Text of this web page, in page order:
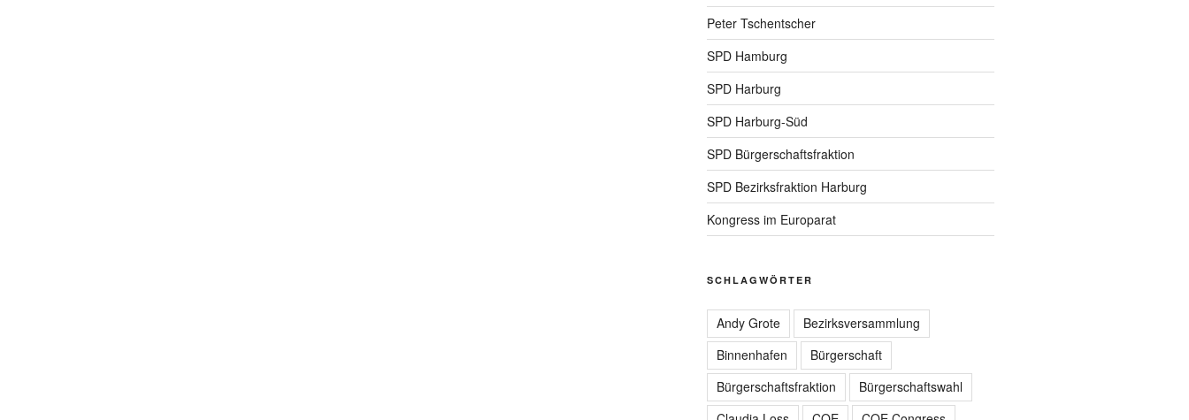
Peter Tschentscher
SPD Hamburg
SPD Harburg
SPD Harburg-Süd
SPD Bürgerschaftsfraktion
SPD Bezirksfraktion Harburg
Kongress im Europarat
SCHLAGWÖRTER
Andy Grote
Bezirksversammlung
Binnenhafen
Bürgerschaft
Bürgerschaftsfraktion
Bürgerschaftswahl